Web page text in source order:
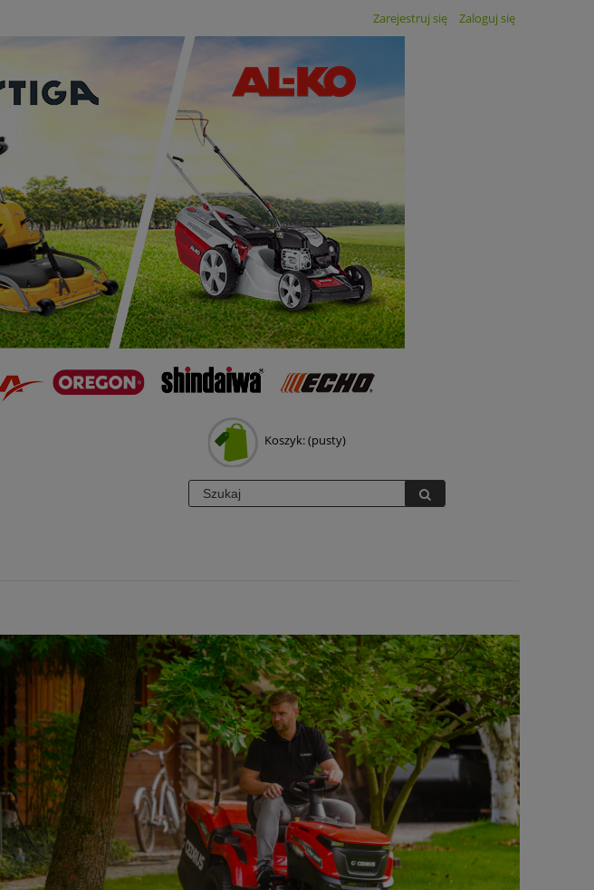
Zarejestruj się Zaloguj się
Koszyk:(pusty)